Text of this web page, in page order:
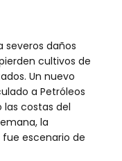
severos daños
cultivos de
Un nuevo
a Petróleos
las costas del
la
fue escenario de